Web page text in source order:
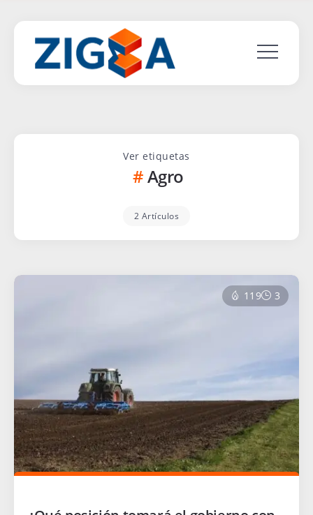
Ver etiquetas
Agro
2 Artículos
119 3